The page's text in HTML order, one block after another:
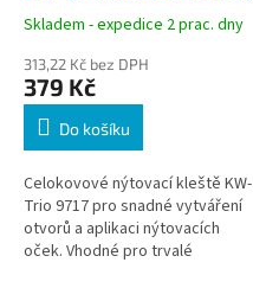
Skladem - expedice 2 prac. dny
313,22 Kč bez DPH
379 Kč
Do košíku
Celokovové nýtovací kleště KW-
Trio 9717 pro snadné vytváření
otvorů a aplikaci nýtovacích
oček. Vhodné pro trvalé